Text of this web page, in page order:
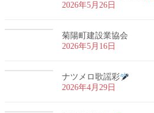
2026年5月26日
菊陽町建設業協会
2026年5月16日
ナツメロ歌謡彩
2026年4月29日